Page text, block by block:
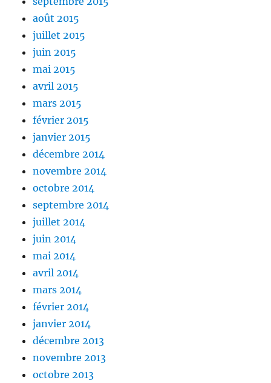
août 2015
juillet 2015
juin 2015
mai 2015
avril 2015
mars 2015
février 2015
janvier 2015
décembre 2014
novembre 2014
octobre 2014
septembre 2014
juillet 2014
juin 2014
mai 2014
avril 2014
mars 2014
février 2014
janvier 2014
décembre 2013
novembre 2013
octobre 2013